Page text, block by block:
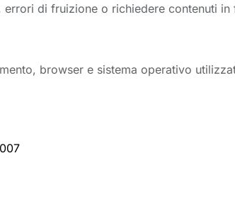
di fruizione o richiedere contenuti
browser e sistema operativo